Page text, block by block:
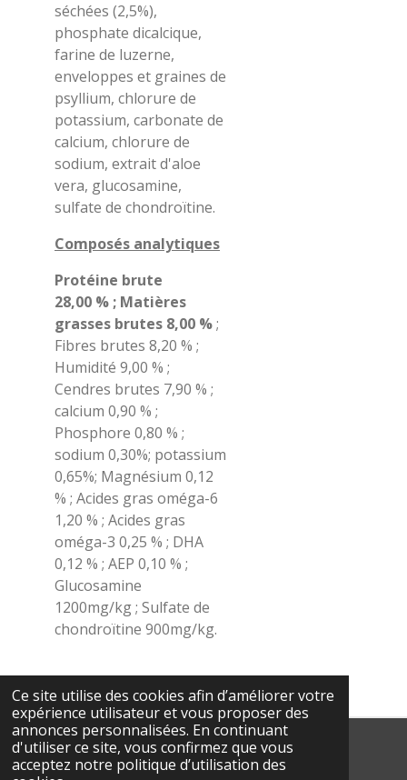
Ce site utilise des cookies afin d’améliorer votre
expérience utilisateur et vous proposer des
annonces personnalisées. En continuant
d'utiliser ce site, vous confirmez que vous
acceptez notre politique d’utilisation des
séchées (2,5%),
phosphate dicalcique,
farine de luzerne,
enveloppes et graines de
psyllium, chlorure de
potassium, carbonate de
calcium, chlorure de
sodium, extrait d'aloe
vera, glucosamine,
sulfate de chondroïtine.
Composés analytiques
Protéine brute
28,00 % ; Matières
grasses brutes 8,00 %;
Fibres brutes 8,20 % ;
Humidité 9,00 % ;
Cendres brutes 7,90 % ;
calcium 0,90 % ;
Phosphore 0,80 % ;
sodium 0,30%; potassium
0,65%; Magnésium 0,12
% ; Acides gras oméga-6
1,20 % ; Acides gras
oméga-3 0,25 % ; DHA
0,12 % ; AEP 0,10 % ;
Glucosamine
1200mg/kg ; Sulfate de
chondroïtine 900mg/kg.
© 2023 - 2026 MUZ Oh' MALIN